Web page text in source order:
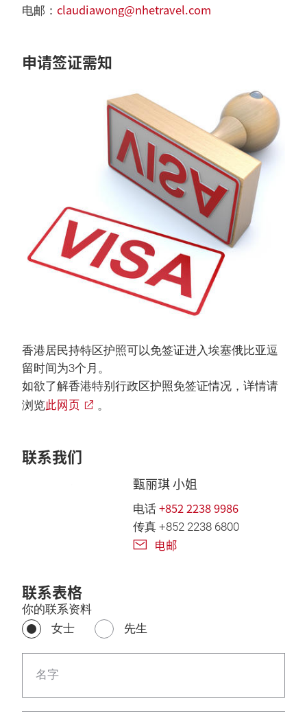
电邮： claudiawong@nhetravel.com
申请签证需知
香港居民持特区护照可以免签证进入埃塞俄比亚逗
留时间为3个月。
如欲了解香港特别行政区护照免签证情况，详情请
浏览此网页 。
联系我们
甄丽琪 小姐
电话 +852 2238 9986
传真 +852 2238 6800
电邮
联系表格
你的联系资料
女士
先生
名字